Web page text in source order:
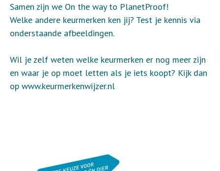
Samen zijn we On the way to PlanetProof!
Welke andere keurmerken ken jij? Test je kennis via
onderstaande afbeeldingen.
Wil je zelf weten welke keurmerken er nog meer zijn
en waar je op moet letten als je iets koopt? Kijk dan
op www.keurmerkenwijzer.nl